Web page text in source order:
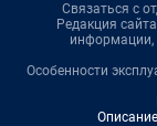
Связаться с
Редакция
информации,
Особенности